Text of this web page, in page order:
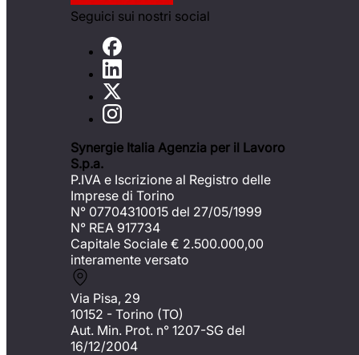
Seguici sui nostri social
Synergie Italia Agenzia per il Lavoro
S.p.a.
P.IVA e Iscrizione al Registro delle
Imprese di Torino
N° 07704310015 del 27/05/1999
N° REA 917734
Capitale Sociale € 2.500.000,00
interamente versato
Via Pisa, 29
10152 - Torino (TO)
Aut. Min. Prot. n° 1207-SG del
16/12/2004